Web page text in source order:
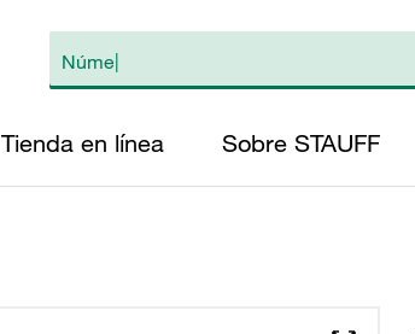
Tienda en línea Sobre STAUFF